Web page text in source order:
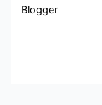
Blogger